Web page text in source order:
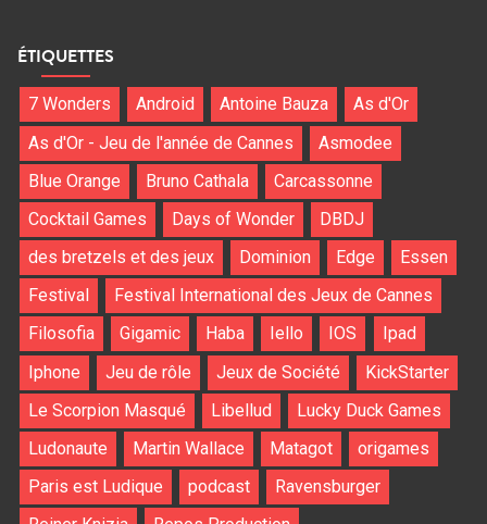
ÉTIQUETTES
7 Wonders Android Antoine Bauza
As d'Or
As d'Or - Jeu de l'année de Cannes
Asmodee
Blue Orange
Bruno Cathala
Carcassonne
Cocktail Games
Days of Wonder
DBDJ
des bretzels et des jeux
Dominion Edge
Essen
Festival
Festival International des Jeux de Cannes
Filosofia
Gigamic Haba Iello IOS
Ipad
Iphone
Jeu de rôle Jeux de Société
KickStarter
Le Scorpion Masqué
Libellud
Lucky Duck Games
Ludonaute
Martin Wallace Matagot
origames
Paris est Ludique
podcast
Ravensburger